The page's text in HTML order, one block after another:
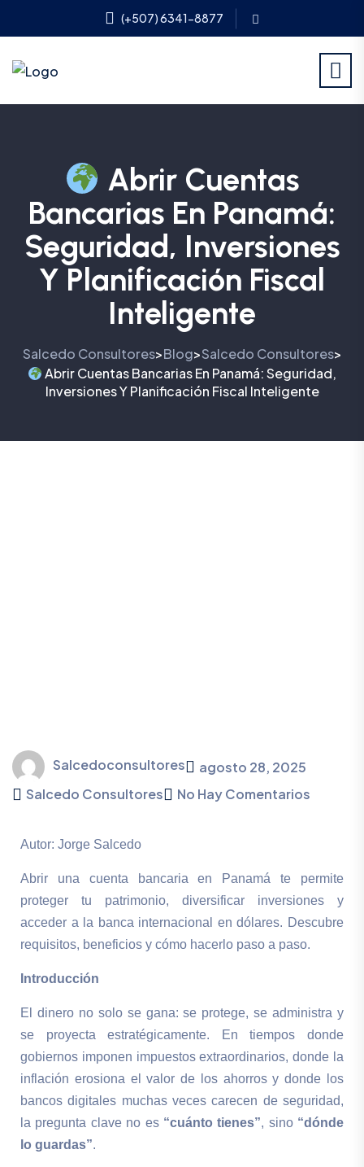
(+507) 6341-8877
Abrir Cuentas
Bancarias En Panamá:
Seguridad, Inversiones
Y Planificación Fiscal
Inteligente
Salcedo Consultores>Blog>Salcedo Consultores>
Abrir Cuentas Bancarias En Panamá: Seguridad,
Inversiones Y Planificación Fiscal Inteligente
Salcedoconsultores
agosto 28, 2025
Salcedo Consultores
No Hay Comentarios
Autor: Jorge Salcedo
Abrir una cuenta bancaria en Panamá te permite
proteger tu patrimonio, diversificar inversiones y
acceder a la banca internacional en dólares. Descubre
requisitos, beneficios y cómo hacerlo paso a paso.
Introducción
El dinero no solo se gana: se protege, se administra y
se proyecta estratégicamente. En tiempos donde
gobiernos imponen impuestos extraordinarios, donde la
inflación erosiona el valor de los ahorros y donde los
bancos digitales muchas veces carecen de seguridad,
la pregunta clave no es “cuánto tienes”, sino “dónde
lo guardas”.